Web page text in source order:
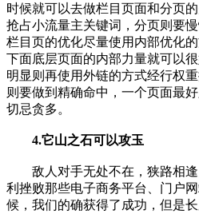
时候就可以去做栏目页面和分页
抢占小流量主关键词，分页则要
栏目页的优化尽量使用内部优化
下面底层页面的内部力量就可以
明显则再使用外链的方式经行权
则要做到精确命中，一个页面最
切忌贪多。
4.它山之石可以攻玉
敌人对手无处不在，狭路相逢
利挫败那些电子商务平台、门户
候，我们的确获得了成功，但是